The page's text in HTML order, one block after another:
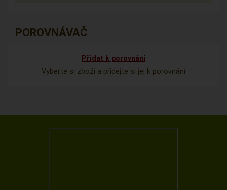
POROVNÁVAČ
Přidat k porovnání
Vyberte si zboží a přidejte si jej k porovnání